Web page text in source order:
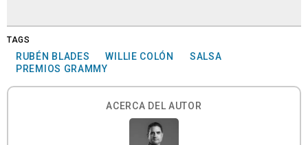
TAGS
RUBÉN BLADES WILLIE COLÓN
SALSA
PREMIOS GRAMMY
ACERCA DEL AUTOR